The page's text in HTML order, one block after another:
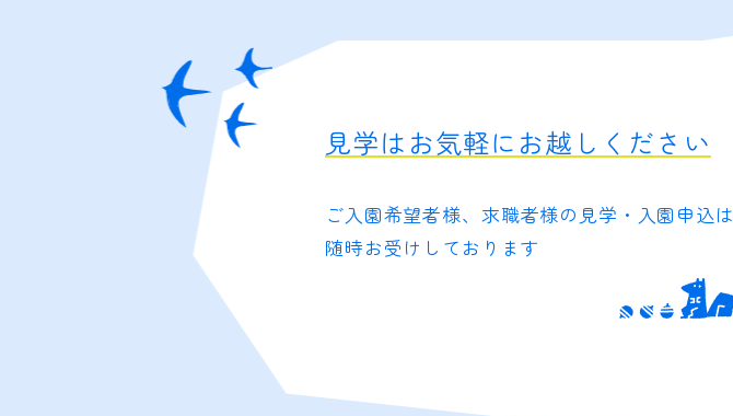
見学はお気軽にお越しください
ご入園希望者様、求職者様の 見学・入園申込は
随時お受けしております